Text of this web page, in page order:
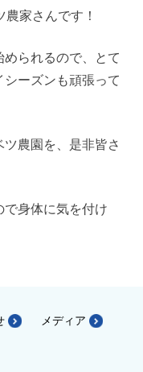
家さんです！
られるので、とて
ーズンも頑張って
農園を、是非皆さ
で身体に気を付け
メディア